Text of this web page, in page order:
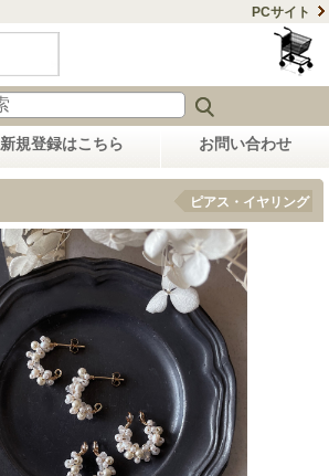
PCサイト
新規登録はこちら お問い合わせ
ピアス・イヤリング